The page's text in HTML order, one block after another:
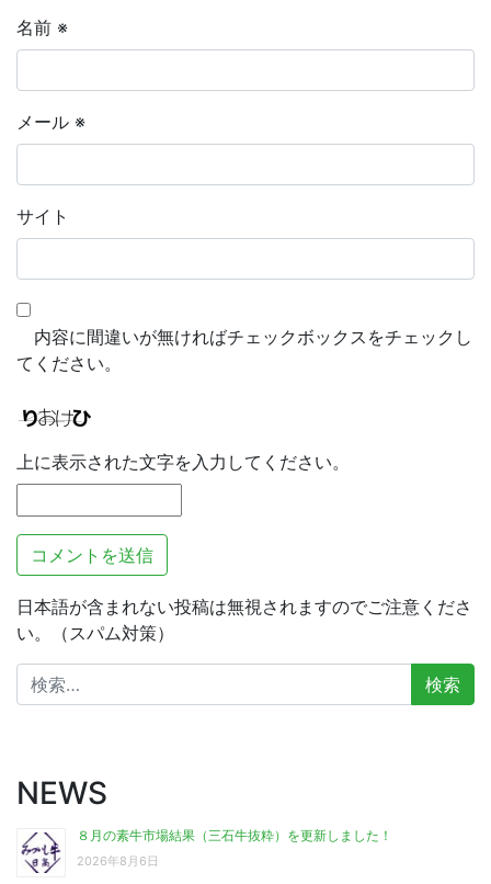
名前 ※
メール ※
サイト
内容に間違いが無ければチェックボックスをチェックし
てください。
上に表示された文字を入力してください。
日本語が含まれない投稿は無視されますのでご注意くださ
い。（スパム対策）
検
索:
NEWS
８月の素牛市場結果（三石牛抜粋）を更新しました！
2026年8月6日